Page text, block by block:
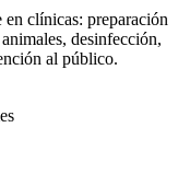
en clínicas: preparación
desinfección,
al público.